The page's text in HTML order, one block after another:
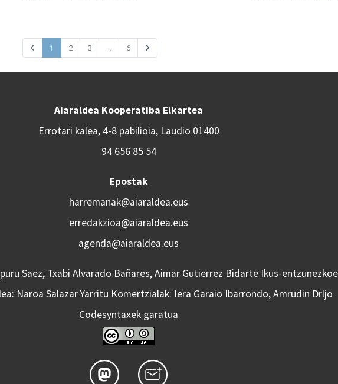
1 2 3 ... 6
Aiaraldea Kooperatiba Elkartea
Errotari kalea, 4-8 pabilioia, Laudio 01400
94 656 85 54
Epostak
harremanak@aiaraldea.eus
erredakzioa@aiaraldea.eus
agenda@aiaraldea.eus
Saez, Txabi Alvarado Bañares, Aimar Gutierrez Bidarte Ikus-
Naroa Salazar Yarritu Komertzialak: Iera Garaio Ibarrondo, Amrudin Drljo
Codesyntaxek garatua